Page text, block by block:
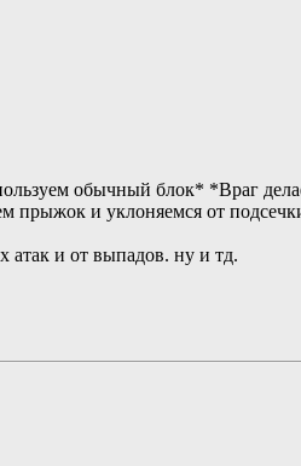
обычный блок* *Враг
прыжок и уклоняемся от
и от выпадов. ну и тд.